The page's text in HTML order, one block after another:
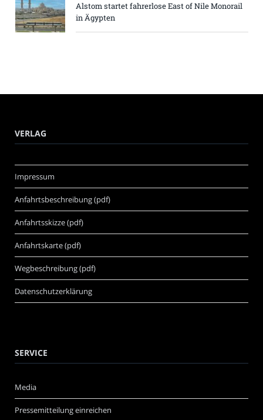
Alstom startet fahrerlose East of Nile Monorail
in Ägypten
VERLAG
Impressum
Anfahrtsbeschreibung (pdf)
Anfahrtsskizze (pdf)
Anfahrtskarte (pdf)
Wegbeschreibung (pdf)
Datenschutzerklärung
SERVICE
Media
Pressemitteilung einreichen